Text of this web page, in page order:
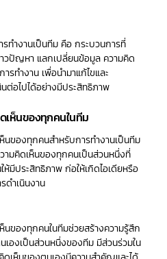
ทำงานเป็นทีม คือ กระบวนการที่
วปัญหา แลกเปลี่ยนข้อมูล ความคิด
รทำงาน เพื่อนำมาแก้ไขและ
ต่อไปได้อย่างมีประสิทธิภาพ
เห็นของทุกคนในทีม
ของทุกคนสำหรับการทำงานเป็นทีม
ามคิดเห็นของทุกคนเป็นส่วนหนึ่งที่
ประสิทธิภาพ ก่อให้เกิดไอเดียหรือ
ดำเนินงาน
ของทุกคนในทีมช่วยสร้างความรู้สึก
เองเป็นส่วนหนึ่งของทีม มีส่วนร่วมใน